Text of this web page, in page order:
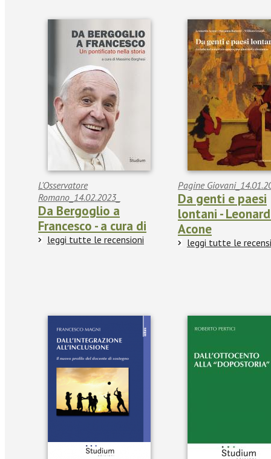
L'Osservatore
Romano_14.02.2023_
Da Bergoglio a
Francesco - a cura di
leggi tutte le recensioni
Pagine
Da genti e paesi
lontani -
Acone
leggi tutte le